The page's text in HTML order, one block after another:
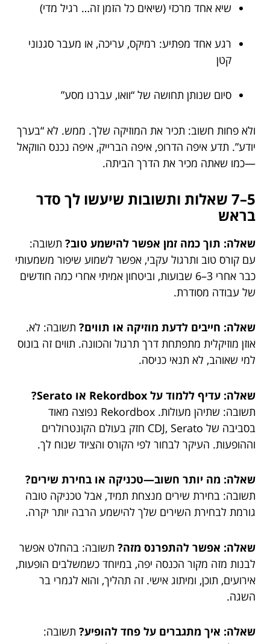
שיא אחד מרכזי (שיאים כל הזמן זה… רגיל מדי)
רגע אחד מפתיע: רמיקס, עריכה, או מעבר סגנוני
קטן
סיום שנותן תחושה של “וואו, עברנו מסע”
ולא פחות חשוב: תכיר את המוזיקה שלך. ממש. לא “בערך
יודע”. תדע איפה הדרופ, איפה הברייק, איפה נכנס הווקאל
—כמו שאתה מכיר את הדרך הביתה.
5–7 שאלות ותשובות שיעשו לך סדר
בראש
שאלה: תוך כמה זמן אפשר להישמע טוב? תשובה:
עם קורס טוב ותרגול עקבי, אפשר לשמוע שיפור משמעותי
כבר אחרי 3–6 שבועות, וביטחון אמיתי אחרי כמה חודשים
של עבודה מסודרת.
שאלה: חייבים לדעת מוזיקה או תווים? תשובה: לא.
אוזן מוזיקלית מתפתחת דרך תרגול והכוונה. תווים זה בונוס
למי שאוהב, לא תנאי כניסה.
שאלה: עדיף ללמוד על Rekordbox או Serato?
תשובה: שתיהן מעולות. Rekordbox נפוצה מאוד
בסביבה של CDJ, Serato חזק בעולם הקונטרולרים
וההופעות. העיקר לבחור לפי הקורס והציוד שנוח לך.
שאלה: מה יותר חשוב—טכניקה או בחירת שירים?
תשובה: בחירת שירים מנצחת תמיד, אבל טכניקה טובה
גורמת לבחירת השירים שלך להישמע הרבה יותר יקרה.
שאלה: אפשר להתפרנס מזה? תשובה: בהחלט אפשר
לבנות מזה מקור הכנסה יפה, במיוחד כשמשלבים הופעות,
אירועים, תוכן, ומיתוג אישי. זה תהליך, והוא לגמרי בר
השגה.
שאלה: איך מתגברים על פחד להופיע? תשובה: